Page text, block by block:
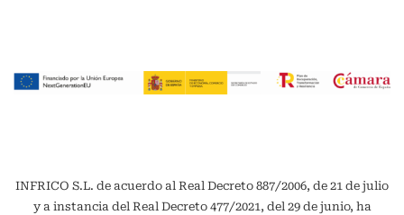
INFRICO S.L. de acuerdo al Real Decreto 887/2006, de 21 de julio
y a instancia del Real Decreto 477/2021, del 29 de junio, ha